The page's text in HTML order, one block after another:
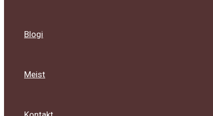
Blogi
Meist